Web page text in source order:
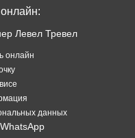
Левел Тревел
онлайн
данных